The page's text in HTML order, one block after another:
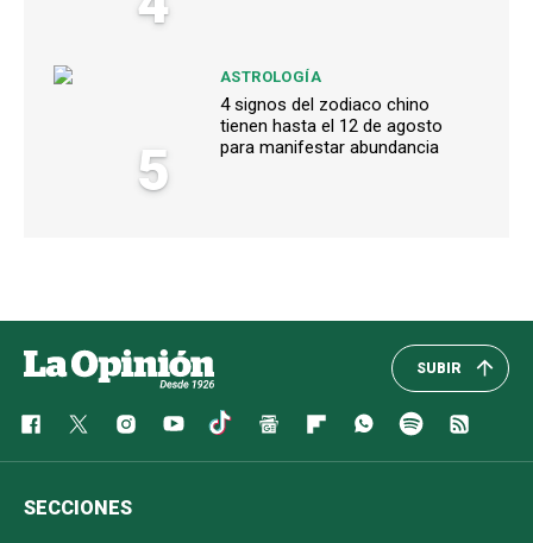
5
ASTROLOGÍA
4 signos del zodiaco chino
tienen hasta el 12 de agosto
para manifestar abundancia
SUBIR
SECCIONES